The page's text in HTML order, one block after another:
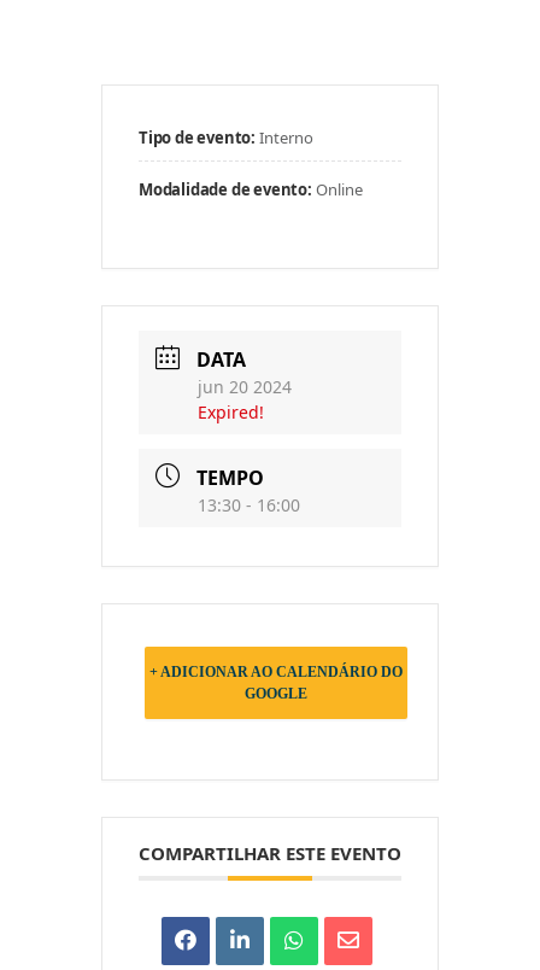
Tipo de evento: Interno
Modalidade de evento: Online
DATA
jun 20 2024
Expired!
TEMPO
13:30 - 16:00
+ ADICIONAR AO CALENDÁRIO DO
GOOGLE
COMPARTILHAR ESTE EVENTO